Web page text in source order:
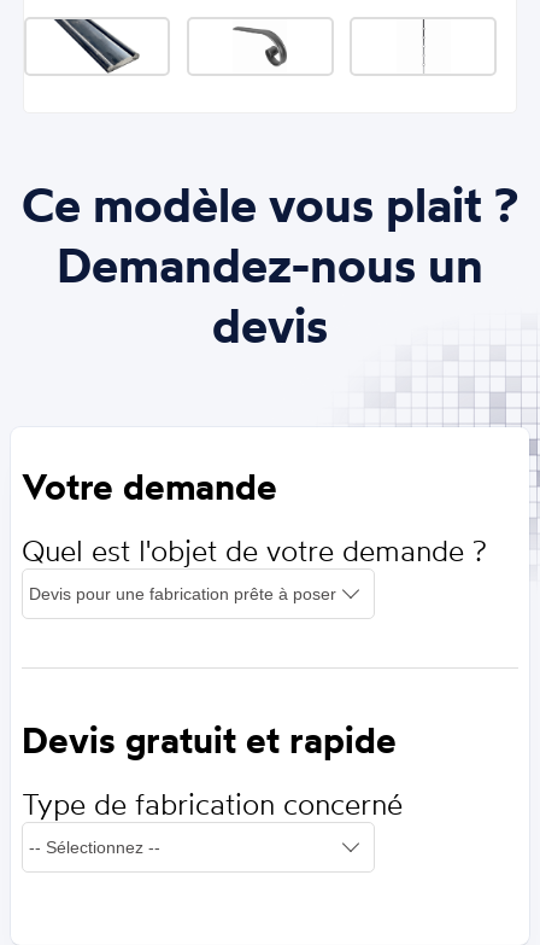
Ce modèle vous plait ?
Demandez-nous un
devis
Votre demande
Quel est l'objet de votre demande ?
Devis gratuit et rapide
Type de fabrication concerné